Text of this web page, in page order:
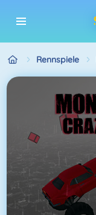
Rennspiele